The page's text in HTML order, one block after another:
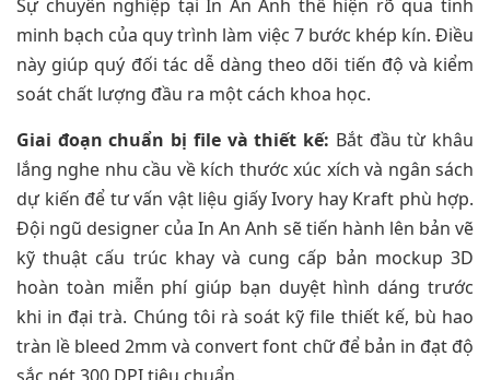
Sự chuyên nghiệp tại In An Anh thể hiện rõ qua tính
minh bạch của quy trình làm việc 7 bước khép kín. Điều
này giúp quý đối tác dễ dàng theo dõi tiến độ và kiểm
soát chất lượng đầu ra một cách khoa học.
Giai đoạn chuẩn bị file và thiết kế: Bắt đầu từ khâu
lắng nghe nhu cầu về kích thước xúc xích và ngân sách
dự kiến để tư vấn vật liệu giấy Ivory hay Kraft phù hợp.
Đội ngũ designer của In An Anh sẽ tiến hành lên bản vẽ
kỹ thuật cấu trúc khay và cung cấp bản mockup 3D
hoàn toàn miễn phí giúp bạn duyệt hình dáng trước
khi in đại trà. Chúng tôi rà soát kỹ file thiết kế, bù hao
tràn lề bleed 2mm và convert font chữ để bản in đạt độ